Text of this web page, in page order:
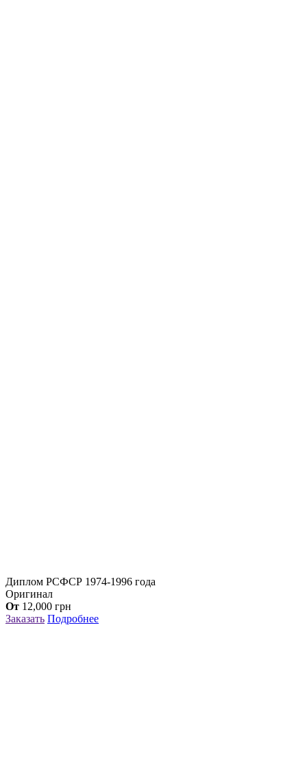
Диплом РСФСР 1974-1996 года
Оригинал
От 12,000 грн
Заказать Подробнее